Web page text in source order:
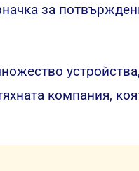
за
компания,